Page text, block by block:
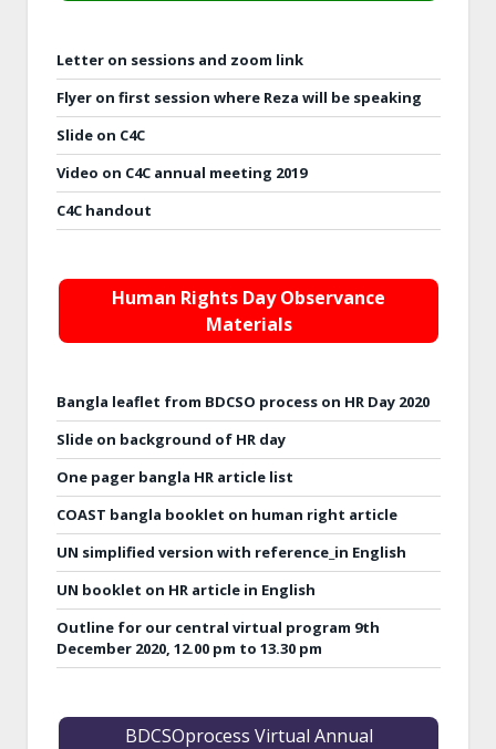
Letter on sessions and zoom link
Flyer on first session where Reza will be speaking
Slide on C4C
Video on C4C annual meeting 2019
C4C handout
Human Rights Day Observance
Materials
Bangla leaflet from BDCSO process on HR Day 2020
Slide on background of HR day
One pager bangla HR article list
COAST bangla booklet on human right article
UN simplified version with reference_in English
UN booklet on HR article in English
Outline for our central virtual program 9th
December 2020, 12.00 pm to 13.30 pm
BDCSOprocess Virtual Annual